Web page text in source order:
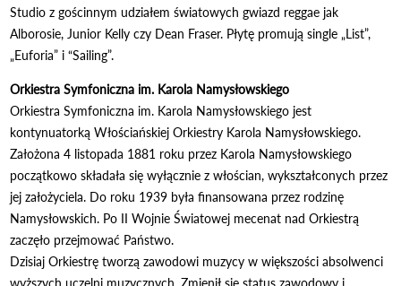
Studio z gościnnym udziałem światowych gwiazd reggae jak
Alborosie, Junior Kelly czy Dean Fraser. Płytę promują single „List”,
„Euforia” i “Sailing”.
Orkiestra Symfoniczna im. Karola Namysłowskiego
Orkiestra Symfoniczna im. Karola Namysłowskiego jest
kontynuatorką Włościańskiej Orkiestry Karola Namysłowskiego.
Założona 4 listopada 1881 roku przez Karola Namysłowskiego
początkowo składała się wyłącznie z włościan, wykształconych przez
jej założyciela. Do roku 1939 była finansowana przez rodzinę
Namysłowskich. Po II Wojnie Światowej mecenat nad Orkiestrą
zaczęło przejmować Państwo.
Dzisiaj Orkiestrę tworzą zawodowi muzycy w większości absolwenci
wyższych uczelni muzycznych. Zmienił się status zawodowy i